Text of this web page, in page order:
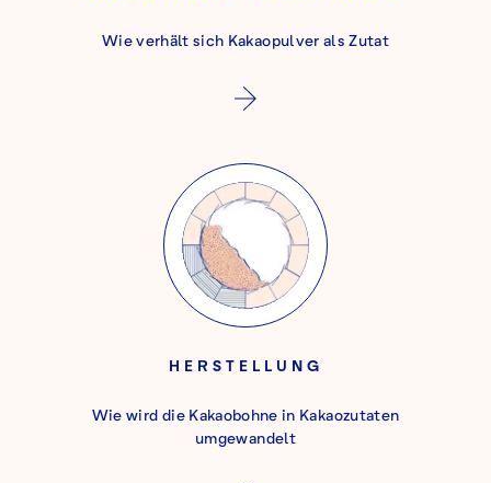
Wie verhält sich Kakaopulver als Zutat
HERSTELLUNG
Wie wird die Kakaobohne in Kakaozutaten
umgewandelt